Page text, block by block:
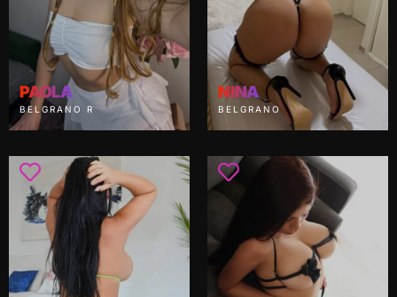
PAOLA
BELGRANO R
NINA
BELGRANO